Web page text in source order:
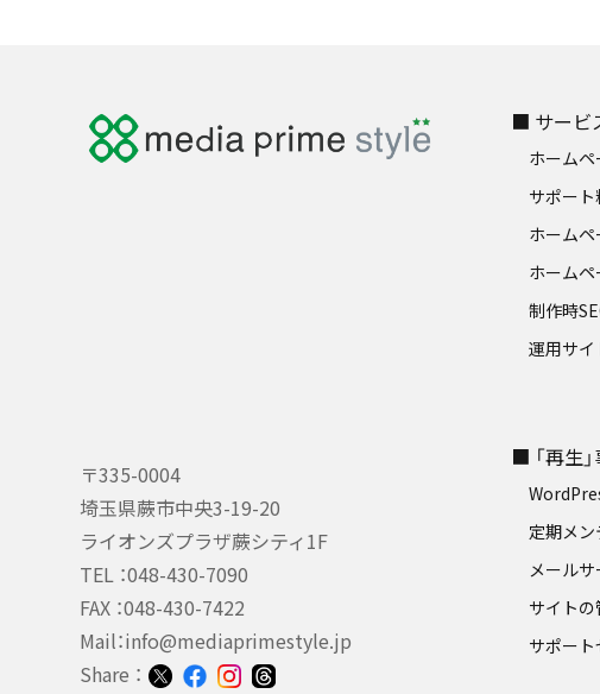
〒335-0004
埼玉県蕨市中央3-19-20
ライオンズプラザ蕨シティ1F
TEL ：048-430-7090
FAX ：048-430-7422
Mail：info@mediaprimestyle.jp
Share ：
■ サービ
ホーム
サポー
ホーム
ホーム
制作時
運用サイ
■ 「再生
定期メ
メール
サイト
サポー